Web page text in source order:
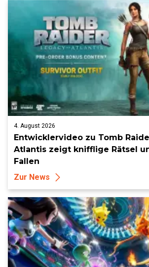
4. August 2026
Entwicklervideo zu Tomb
Atlantis zeigt knifflige Rätsel
Fallen
Zur News